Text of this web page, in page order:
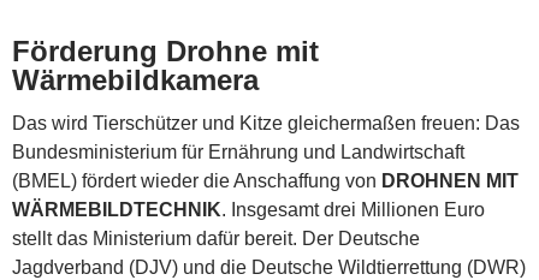
Förderung Drohne mit
Wärmebildkamera
Das wird Tierschützer und Kitze gleichermaßen freuen: Das
Bundesministerium für Ernährung und Landwirtschaft
(BMEL) fördert wieder die Anschaffung von DROHNEN MIT
WÄRMEBILDTECHNIK. Insgesamt drei Millionen Euro
stellt das Ministerium dafür bereit. Der Deutsche
Jagdverband (DJV) und die Deutsche Wildtierrettung (DWR)